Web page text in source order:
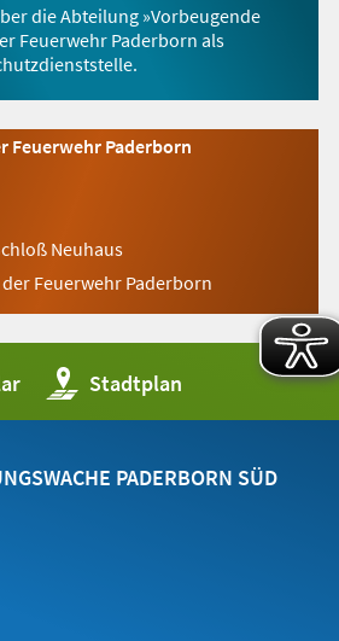
die Abteilung »Vorbeugende
Feuerwehr Paderborn als
Feuerwehr Paderborn
Neuhaus
Feuerwehr Paderborn
Stadtplan
(Öffnet
in
einem
Tab) PADERBORN SÜD